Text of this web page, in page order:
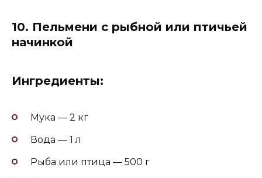
10. Пельмени с рыбной или птичьей
начинкой
Ингредиенты:
Мука — 2 кг
Вода — 1 л
Рыба или птица — 500 г